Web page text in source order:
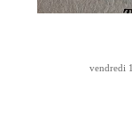
vendredi